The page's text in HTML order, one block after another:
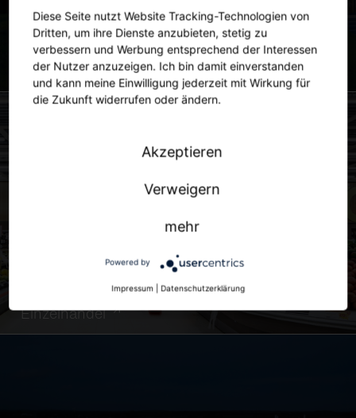
Stadt
Einzelhandel
Diese Seite nutzt Website Tracking-Technologien von
Dritten, um ihre Dienste anzubieten, stetig zu
verbessern und Werbung entsprechend der Interessen
der Nutzer anzuzeigen. Ich bin damit einverstanden
und kann meine Einwilligung jederzeit mit Wirkung für
die Zukunft widerrufen oder ändern.
Akzeptieren
Verweigern
mehr
Powered by
Impressum | Datenschutzerklärung